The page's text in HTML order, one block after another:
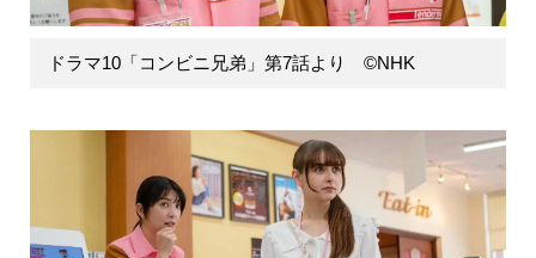
ドラマ10「コンビニ兄弟」第7話より ©NHK